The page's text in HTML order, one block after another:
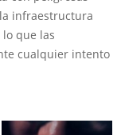
infraestructura
que las
cualquier intento